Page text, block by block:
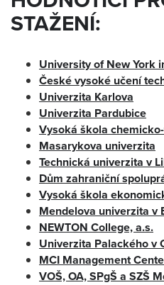
STAŽENÍ:
University of New York
České vysoké učení
Univerzita Karlova
Univerzita Pardubice
Vysoká škola
Masarykova univerzita
Technická univerzita v
Dům zahraniční
Vysoká škola
Mendelova univerzita v
NEWTON College, a.s.
Univerzita Palackého v
MCI Management
VOŠ, OA, SPgŠ a SZŠ